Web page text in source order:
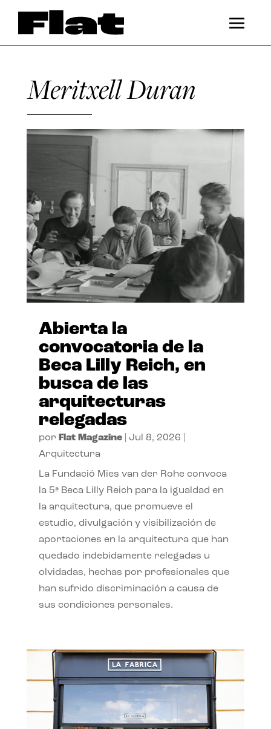
Meritxell Duran
Abierta la
convocatoria de la
Beca Lilly Reich, en
busca de las
arquitecturas
relegadas
por Flat Magazine| Jul 8, 2026
Arquitectura
La Fundació Mies van der Rohe convoca
la 5ª Beca Lilly Reich para la igualdad en
la arquitectura, que promueve el
estudio, divulgación y visibilización de
aportaciones en la arquitectura que han
quedado indebidamente relegadas u
olvidadas, hechas por profesionales que
han sufrido discriminación a causa de
sus condiciones personales.